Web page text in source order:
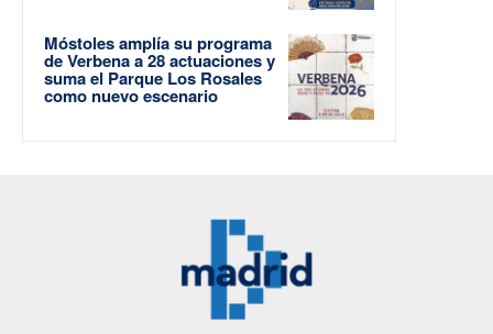
Móstoles amplía su programa
de Verbena a 28 actuaciones y
suma el Parque Los Rosales
como nuevo escenario